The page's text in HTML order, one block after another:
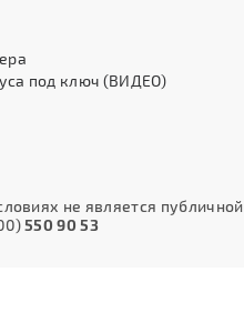
под ключ (ВИДЕО)
не является публичной
550 90 53